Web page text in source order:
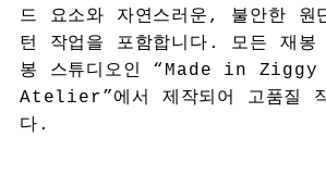
드 요소와 자연스러운, 불안한 원
턴 작업을 포함합니다. 모든 재봉
봉 스튜디오인 “Made in Ziggy
Atelier”에서 제작되어 고품질 작
다.